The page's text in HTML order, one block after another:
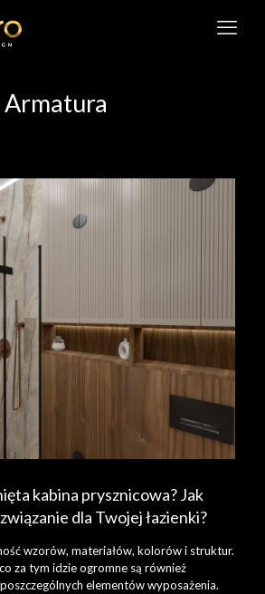
Armatura
kabina prysznicowa? Jak
dla Twojej łazienki?
wzorów, materiałów, kolorów i struktur.
za tym idzie ogromne są również
elementów wyposażenia.